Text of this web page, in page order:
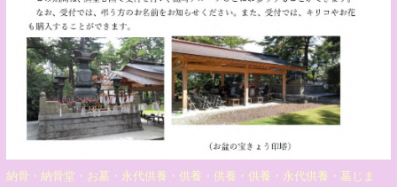
納骨・納骨堂・お墓・永代供養・供養・供養・供養・永代供養・墓じま